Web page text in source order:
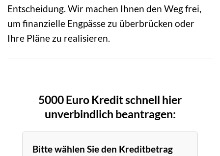
Entscheidung. Wir machen Ihnen den Weg frei,
um finanzielle Engpässe zu überbrücken oder
Ihre Pläne zu realisieren.
5000 Euro Kredit schnell hier
unverbindlich beantragen:
Bitte wählen Sie den Kreditbetrag